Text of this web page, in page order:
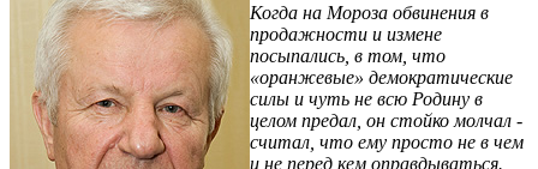
Когда на Мороза обвинения в
продажности и измене
посыпались, в том, что
«оранжевые» демократические
силы и чуть не всю Родину в
целом предал, он стойко молчал -
считал, что ему просто не в чем
и не перед кем оправдываться.